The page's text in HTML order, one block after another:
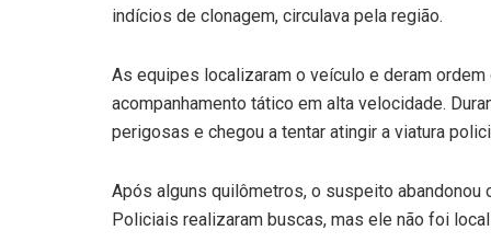
indícios de clonagem, circulava pela região.
As equipes localizaram o veículo e deram
acompanhamento tático em alta velocidade.
perigosas e chegou a tentar atingir a viatura
Após alguns quilômetros, o suspeito abandonou
Policiais realizaram buscas, mas ele não foi